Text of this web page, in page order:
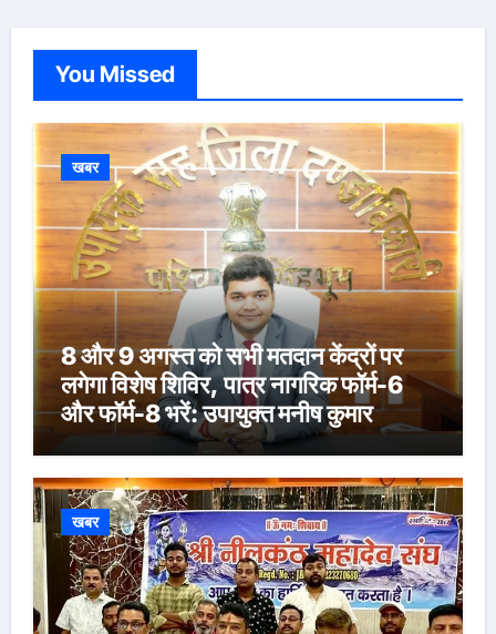
You Missed
खबर
8 और 9 अगस्त को सभी मतदान केंद्रों पर
लगेगा विशेष शिविर, पात्र नागरिक फॉर्म-6
और फॉर्म-8 भरें: उपायुक्त मनीष कुमार
खबर